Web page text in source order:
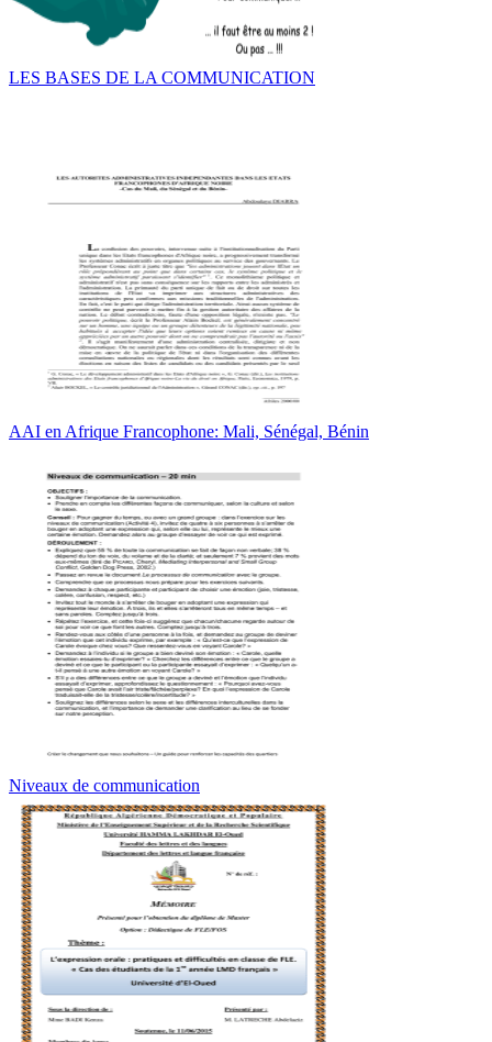
LES BASES DE LA COMMUNICATION
AAI en Afrique Francophone: Mali, Sénégal, Bénin
Niveaux de communication